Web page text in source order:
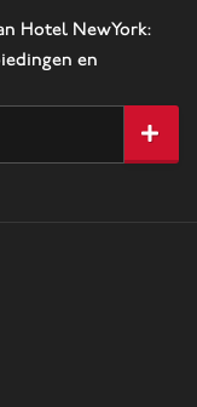
Hotel NewYork:
en